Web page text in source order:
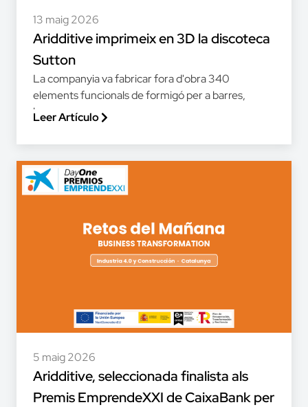
13 maig 2026
Aridditive imprimeix en 3D la discoteca
Sutton
La companyia va fabricar fora d'obra 340
elements funcionals de formigó per a barres,
bancs,...
Leer Artículo
5 maig 2026
Aridditive, seleccionada finalista als
Premis EmprendeXXI de CaixaBank per